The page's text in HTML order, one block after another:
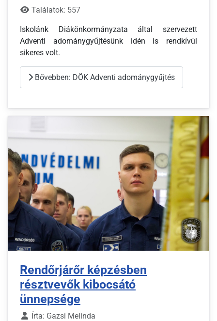
Találatok: 557
Iskolánk Diákönkormányzata által szervezett
Adventi adománygyűjtésünk idén is rendkívül
sikeres volt.
Bővebben: DÖK Adventi adománygyűjtés
Rendőrjárőr képzésben
résztvevők kibocsátó
ünnepsége
Írta: Gazsi Melinda